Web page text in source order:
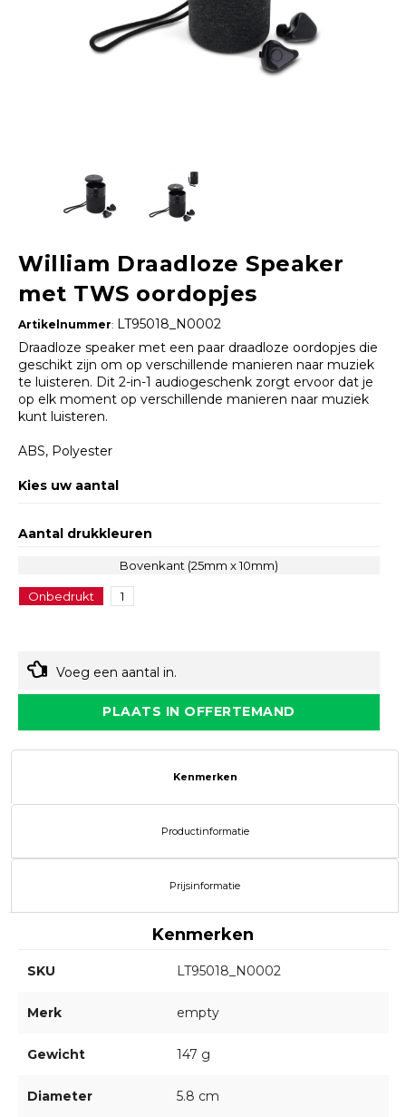
William Draadloze Speaker
met TWS oordopjes
Artikelnummer: LT95018_N0002
Draadloze speaker met een paar draadloze oordopjes die
geschikt zijn om op verschillende manieren naar muziek
te luisteren. Dit 2-in-1 audiogeschenk zorgt ervoor dat je
op elk moment op verschillende manieren naar muziek
kunt luisteren.
ABS, Polyester
Kies uw aantal
Aantal drukkleuren
Bovenkant (25mm x 10mm)
Onbedrukt 1
Voeg een aantal in.
PLAATS IN OFFERTEMAND
Kenmerken
Productinformatie
Prijsinformatie
Kenmerken
SKU LT95018_N0002
Merk empty
Gewicht 147 g
Diameter 5.8 cm